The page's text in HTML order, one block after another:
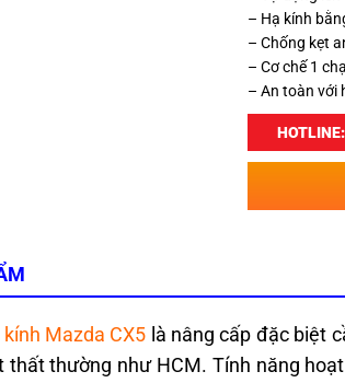
– Hạ kính
– Chống kẹt
– Cơ chế 1
– An toàn với
HOTLINE:
Mazda CX5 là nâng cấp đặc biệt
thường như HCM. Tính năng